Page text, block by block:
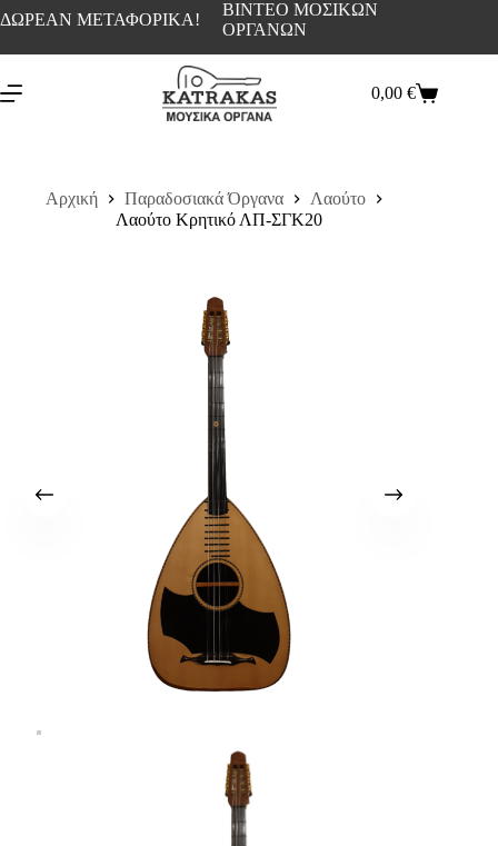
ΔΩΡΕΑΝ ΜΕΤΑΦΟΡΙΚΑ!
ΒΙΝΤΕΟ ΜΟΣΙΚΩΝ
ΟΡΓΑΝΩΝ
0,00€
Αρχική Παραδοσιακά Όργανα
Λαούτο
Λαούτο Κρητικό ΛΠ-ΣΓΚ20